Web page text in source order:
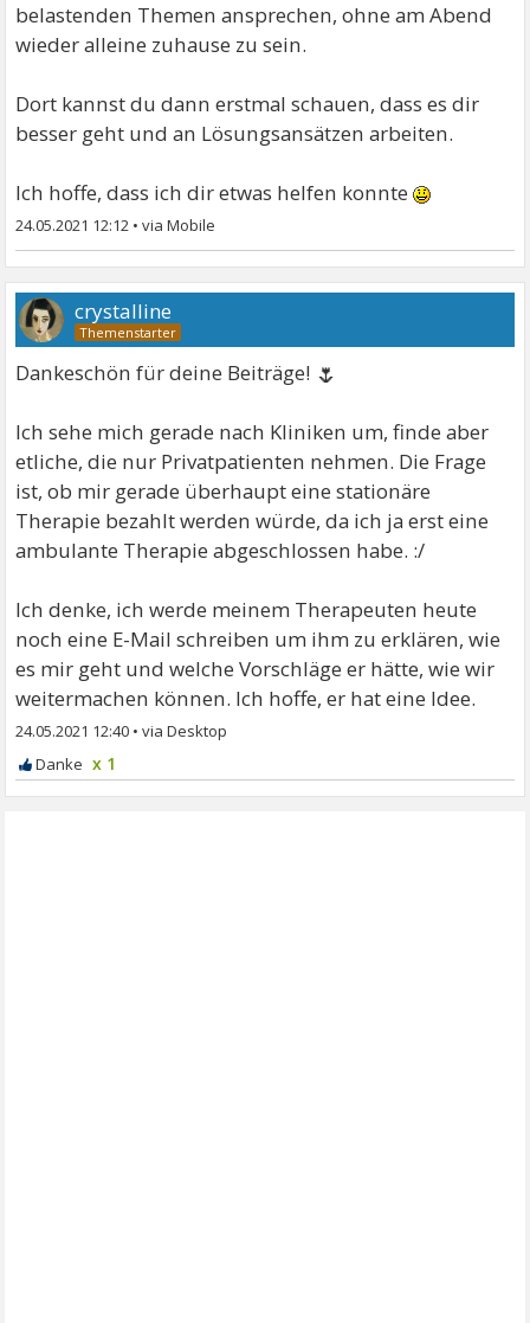
belastenden Themen ansprechen, ohne am Abend
wieder alleine zuhause zu sein.
Dort kannst du dann erstmal schauen, dass es dir
besser geht und an Lösungsansätzen arbeiten.
Ich hoffe, dass ich dir etwas helfen konnte
24.05.2021 12:12 •
crystalline
Dankeschön für deine Beiträge! 🌷
Ich sehe mich gerade nach Kliniken um, finde aber
etliche, die nur Privatpatienten nehmen. Die Frage
ist, ob mir gerade überhaupt eine stationäre
Therapie bezahlt werden würde, da ich ja erst eine
ambulante Therapie abgeschlossen habe. :/
Ich denke, ich werde meinem Therapeuten heute
noch eine E-Mail schreiben um ihm zu erklären, wie
es mir geht und welche Vorschläge er hätte, wie wir
weitermachen können. Ich hoffe, er hat eine Idee.
24.05.2021 12:40 •
x 1